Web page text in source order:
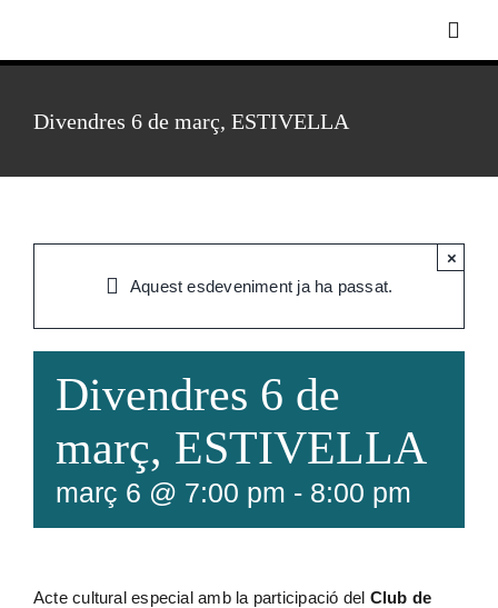
content
Inici
Agenda
Notícies
Divendres 6 de març, ESTIVELLA
Aquest esdeveniment ja ha passat.
×
Divendres 6 de
març, ESTIVELLA
març 6 @ 7:00 pm - 8:00 pm
Acte cultural especial amb la participació del Club de